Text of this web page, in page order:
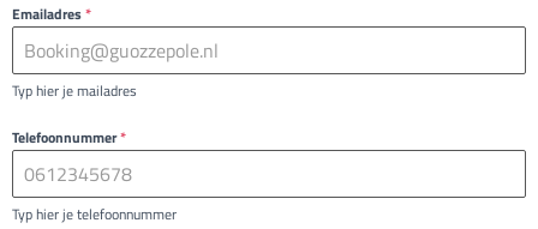
Emailadres*
Typ hier je mailadres
Telefoonnummer*
Typ hier je telefoonnummer